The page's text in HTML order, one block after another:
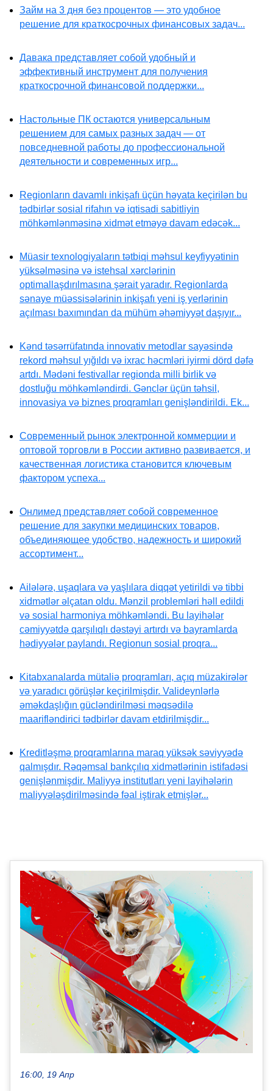
Займ на 3 дня без процентов — это удобное
решение для краткосрочных финансовых задач...
Давака представляет собой удобный и
эффективный инструмент для получения
краткосрочной финансовой поддержки...
Настольные ПК остаются универсальным
решением для самых разных задач — от
повседневной работы до профессиональной
деятельности и современных игр...
Regionların davamlı inkişafı üçün həyata keçirilən bu
tədbirlər sosial rifahın və iqtisadi sabitliyin
möhkəmlənməsinə xidmət etməyə davam edəcək...
Müasir texnologiyaların tətbiqi məhsul keyfiyyətinin
yüksəlməsinə və istehsal xərclərinin
optimallaşdırılmasına şərait yaradır. Regionlarda
sənaye müəssisələrinin inkişafı yeni iş yerlərinin
açılması baxımından da mühüm əhəmiyyət daşıyır...
Kənd təsərrüfatında innovativ metodlar sayəsində
rekord məhsul yığıldı və ixrac həcmləri iyirmi dörd dəfə
artdı. Mədəni festivallar regionda milli birlik və
dostluğu möhkəmləndirdi. Gənclər üçün təhsil,
innovasiya və biznes proqramları genişləndirildi. Ek...
Современный рынок электронной коммерции и
оптовой торговли в России активно развивается, и
качественная логистика становится ключевым
фактором успеха...
Онлимед представляет собой современное
решение для закупки медицинских товаров,
объединяющее удобство, надежность и широкий
ассортимент...
Ailələrə, uşaqlara və yaşlılara diqqət yetirildi və tibbi
xidmətlər əlçatan oldu. Mənzil problemləri həll edildi
və sosial harmoniya möhkəmləndi. Bu layihələr
cəmiyyətdə qarşılıqlı dəstəyi artırdı və bayramlarda
hədiyyələr paylandı. Regionun sosial proqra...
Kitabxanalarda mütaliə proqramları, açıq müzakirələr
və yaradıcı görüşlər keçirilmişdir. Valideynlərlə
əməkdaşlığın gücləndirilməsi məqsədilə
maarifləndirici tədbirlər davam etdirilmişdir...
Kreditləşmə proqramlarına maraq yüksək səviyyədə
qalmışdır. Rəqəmsal bankçılıq xidmətlərinin istifadəsi
genişlənmişdir. Maliyyə institutları yeni layihələrin
maliyyələşdirilməsində fəal iştirak etmişlər...
16:00, 19 Апр